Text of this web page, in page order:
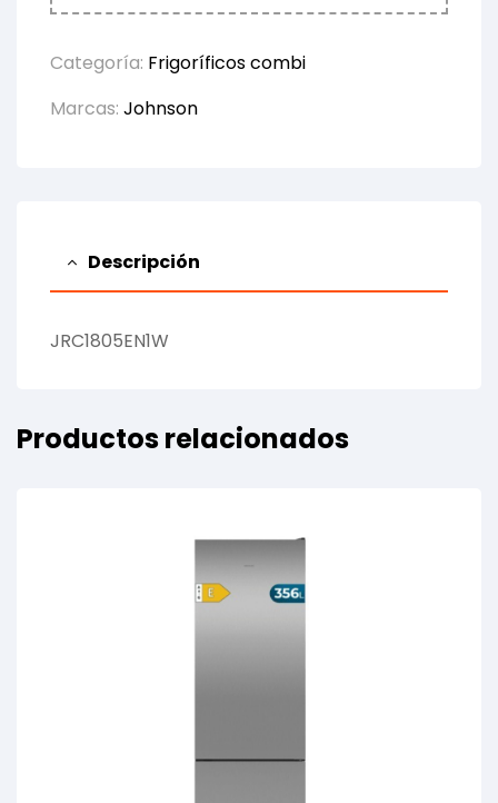
Categoría: Frigoríficos combi
Marcas: Johnson
Descripción
JRC1805EN1W
Productos relacionados